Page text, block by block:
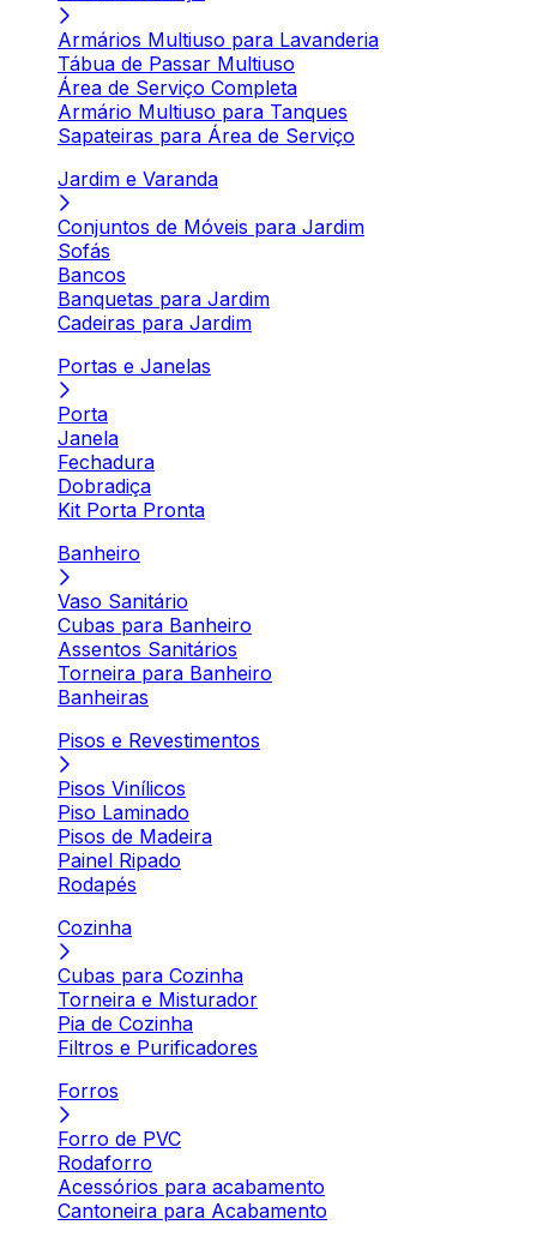
Armários Multiuso para Lavanderia
Tábua de Passar Multiuso
Área de Serviço Completa
Armário Multiuso para Tanques
Sapateiras para Área de Serviço
Jardim e Varanda
Conjuntos de Móveis para Jardim
Sofás
Bancos
Banquetas para Jardim
Cadeiras para Jardim
Portas e Janelas
Porta
Janela
Fechadura
Dobradiça
Kit Porta Pronta
Banheiro
Vaso Sanitário
Cubas para Banheiro
Assentos Sanitários
Torneira para Banheiro
Banheiras
Pisos e Revestimentos
Pisos Vinílicos
Piso Laminado
Pisos de Madeira
Painel Ripado
Rodapés
Cozinha
Cubas para Cozinha
Torneira e Misturador
Pia de Cozinha
Filtros e Purificadores
Forros
Forro de PVC
Rodaforro
Acessórios para acabamento
Cantoneira para Acabamento